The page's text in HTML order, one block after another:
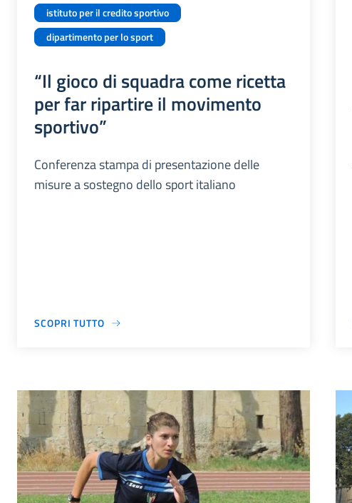
istituto per il credito sportivo
dipartimento per lo sport
“Il gioco di squadra come ricetta
per far ripartire il movimento
sportivo”
Conferenza stampa di presentazione delle
misure a sostegno dello sport italiano
SCOPRI TUTTO